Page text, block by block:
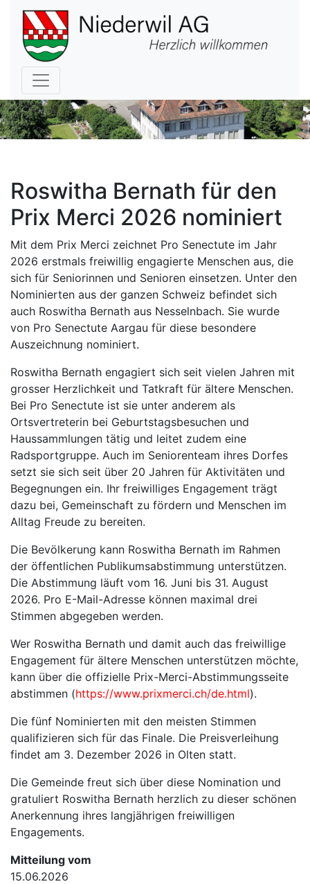
Hauptnavigation
Roswitha Bernath für den
Prix Merci 2026 nominiert
Mit dem Prix Merci zeichnet Pro Senectute im Jahr
2026 erstmals freiwillig engagierte Menschen aus, die
sich für Seniorinnen und Senioren einsetzen. Unter den
Nominierten aus der ganzen Schweiz befindet sich
auch Roswitha Bernath aus Nesselnbach. Sie wurde
von Pro Senectute Aargau für diese besondere
Auszeichnung nominiert.
Roswitha Bernath engagiert sich seit vielen Jahren mit
grosser Herzlichkeit und Tatkraft für ältere Menschen.
Bei Pro Senectute ist sie unter anderem als
Ortsvertreterin bei Geburtstagsbesuchen und
Haussammlungen tätig und leitet zudem eine
Radsportgruppe. Auch im Seniorenteam ihres Dorfes
setzt sie sich seit über 20 Jahren für Aktivitäten und
Begegnungen ein. Ihr freiwilliges Engagement trägt
dazu bei, Gemeinschaft zu fördern und Menschen im
Alltag Freude zu bereiten.
Die Bevölkerung kann Roswitha Bernath im Rahmen
der öffentlichen Publikumsabstimmung unterstützen.
Die Abstimmung läuft vom 16. Juni bis 31. August
2026. Pro E-Mail-Adresse können maximal drei
Stimmen abgegeben werden.
Wer Roswitha Bernath und damit auch das freiwillige
Engagement für ältere Menschen unterstützen möchte,
kann über die offizielle Prix-Merci-Abstimmungsseite
abstimmen (https://www.prixmerci.ch/de.html).
Die fünf Nominierten mit den meisten Stimmen
qualifizieren sich für das Finale. Die Preisverleihung
findet am 3. Dezember 2026 in Olten statt.
Die Gemeinde freut sich über diese Nomination und
gratuliert Roswitha Bernath herzlich zu dieser schönen
Anerkennung ihres langjährigen freiwilligen
Engagements.
Mitteilung vom
15.06.2026